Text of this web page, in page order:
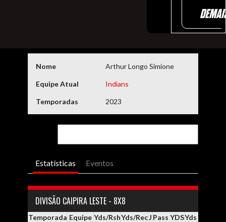
Nome Arthur Longo Simione
Equipe Atual Indians
Temporadas 2023
Estatísticas Eventos
DIVISÃO CAIPIRA LESTE - 8X8
Temporada Equipe Yds/RshYds/RecJ Pass YDSYds / Pass